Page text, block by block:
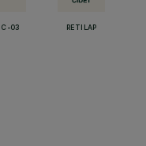
03 RETILAP